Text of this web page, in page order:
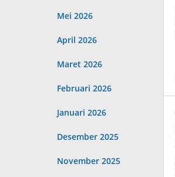
Mei 2026
April 2026
Maret 2026
Februari 2026
Januari 2026
Desember 2025
November 2025